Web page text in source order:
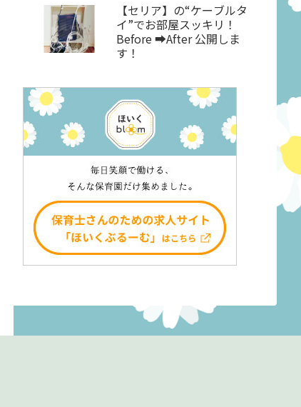
【セリア】の“ケーブルタ
イ”でお部屋スッキリ！
Before ➡After 公開しま
す！